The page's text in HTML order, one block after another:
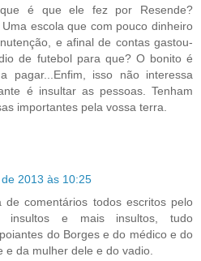
é que ele fez por Resende?
escola que com pouco dinheiro
e afinal de contas gastou-
de futebol para que? O bonito é
pagar...Enfim, isso não interessa
é insultar as pessoas. Tenham
importantes pela vossa terra.
2013 às 10:25
de comentários todos escritos pelo
insultos e mais insultos, tudo
do Borges e do médico e do
e da mulher dele e do vadio.